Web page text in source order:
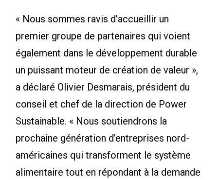
« Nous sommes ravis d’accueillir un
premier groupe de partenaires qui voient
également dans le développement durable
un puissant moteur de création de valeur »,
a déclaré Olivier Desmarais, président du
conseil et chef de la direction de Power
Sustainable. « Nous soutiendrons la
prochaine génération d’entreprises nord-
américaines qui transforment le système
alimentaire tout en répondant à la demande